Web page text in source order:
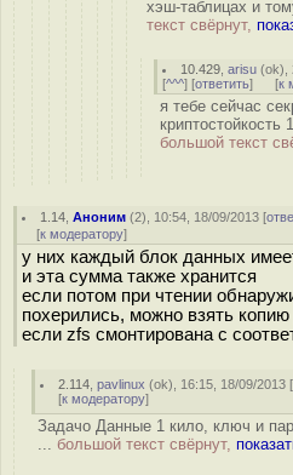
хэш-таблицах и
текст свёрнут,
10.429 ,arisu (ok),
[^^^] [ответить] [к
я тебе сейчас
большой текст
1.14 ,Аноним (2), 10:54, 18/09/2013 [
[к модератору]
у них каждый блок данных
и эта сумма также хранится
если потом при чтении
похерились, можно взять
если zfs смонтирована с
2.114 ,pavlinux (ok), 16:15, 18/09/2013 [
[к модератору]
Задачо Данные 1 кило, ключ и
... большой текст свёрнут,